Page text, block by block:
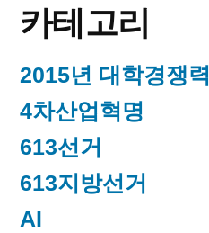
카테고리
2015년 대학경쟁력
4차산업혁명
613선거
613지방선거
AI